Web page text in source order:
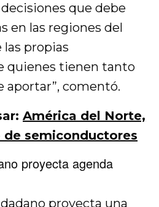
que debe
en las regiones del
las propias
quienes tienen tanto
comentó.
América del Norte,
semiconductores
proyecta agenda